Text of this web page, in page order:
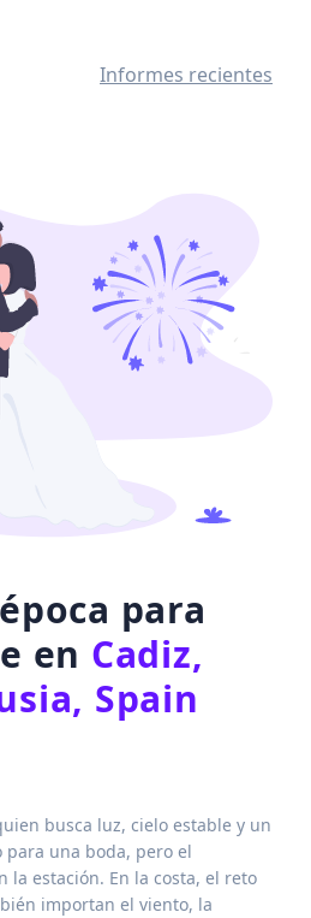
Informes recientes
para
en Cadiz,
Spain
busca luz, cielo estable y un
una boda, pero el
la estación. En la costa, el reto
importan el viento, la